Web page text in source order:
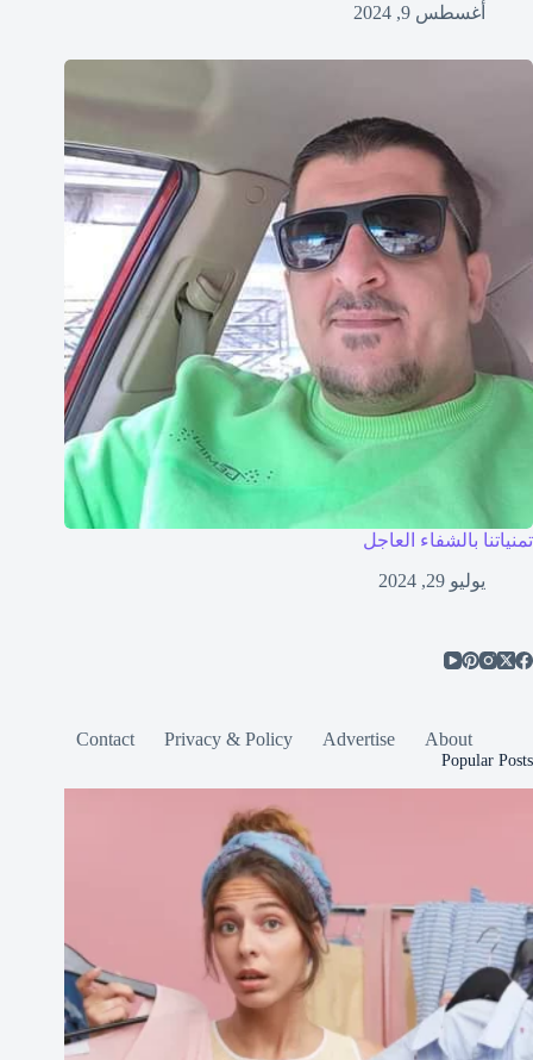
أغسطس 9, 2024
تمنياتنا بالشفاء العاجل
يوليو 29, 2024
About
Advertise
Privacy & Policy
Contact
Popular Posts